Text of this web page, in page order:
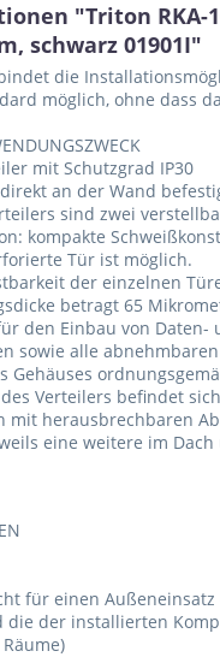
"Triton RKA-
schwarz 01901I"
die
möglich, ohne dass
mit Schutzgrad IP30
an der Wand
sind zwei
kompakte
Tür ist möglich.
der einzelnen
betragt 65
den Einbau von
sowie alle
Gehäuses
Verteilers befindet
mit herausbrechbaren
eine weitere im
für einen
die der installierten